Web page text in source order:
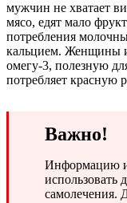
мужчин не хватает
мясо, едят мало
потребления
кальцием. Женщины
омегу-3, полезную
потребляет красную
Важно!
Информацию
использовать
самолечения.